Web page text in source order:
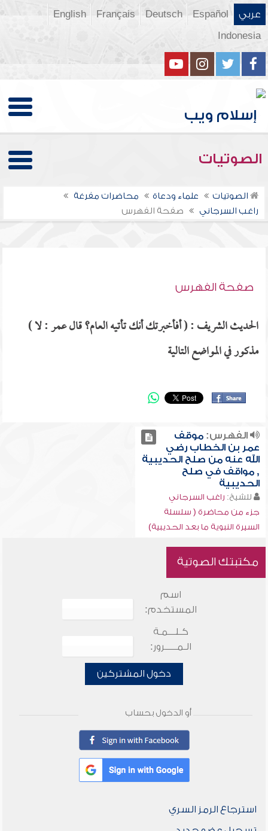
عربي Español
Deutsch
Français
English
Indonesia
الصوتيات
الصوتيات علماء ودعاة
محاضرات مفرغة
راغب السرجاني
صفحة الفهرس
صفحة الفهرس
الحديث الشريف : ( أفأخبرتك أنك تأتيه العام؟ قال عمر : لا )
مذكور في المواضع التالية
الفهرس:موقف
عمر بن الخطاب رضي
الله عنه من صلح الحديبية
, مواقف في صلح
الحديبية
للشيخ: راغب السرجاني
جزء من محاضرة ( سلسلة
السيرة النبوية ما بعد الحديبية)
مكتبتك الصوتية
اسم
المستخدم:
كـلـــمـة
الـمـــــرور:
دخول المشتركين
أو الدخول بحساب
استرجاع الرمز السري